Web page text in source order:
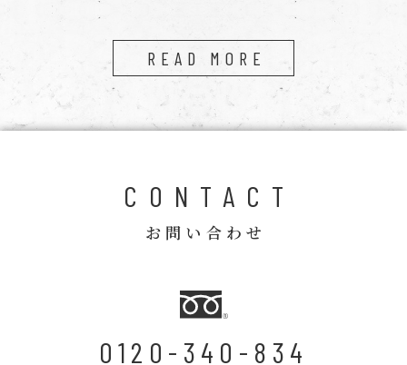
READ MORE
CONTACT
お問い合わせ
0120-340-834